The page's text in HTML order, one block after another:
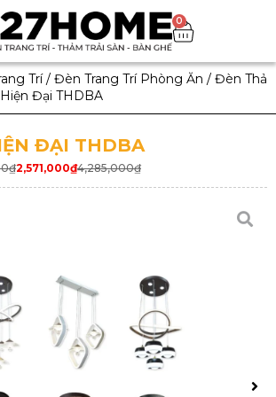
0
Trí/ Đèn Trang Trí Phòng Ăn / Đèn Thả
Đại THDBA
ĐẠI THDBA
₫ 4,285,000₫
2,571,000₫